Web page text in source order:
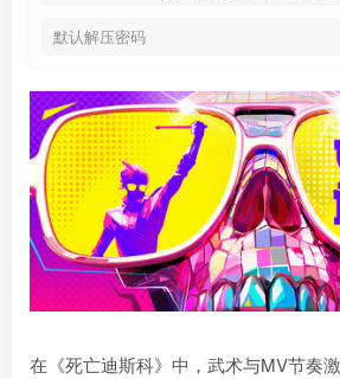
默认解压密码
在《死亡迪斯科》中，武术与MV节奏